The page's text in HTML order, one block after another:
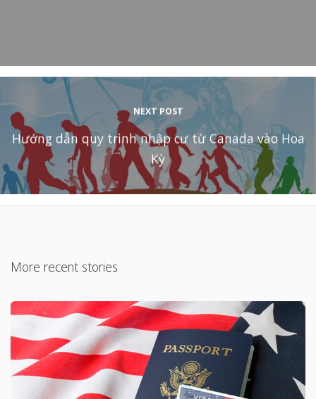
NEXT POST
Hướng dẫn quy trình nhập cư từ Canada vào Hoa
Kỳ
More recent stories